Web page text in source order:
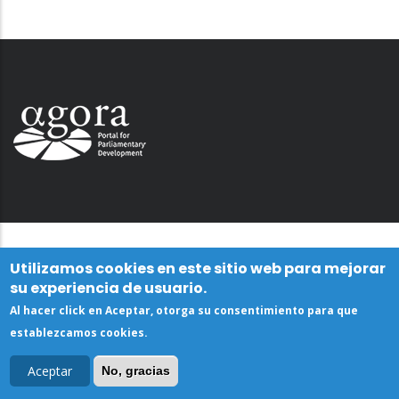
Utilizamos cookies en este sitio web para mejorar
su experiencia de usuario.
Al hacer click en Aceptar, otorga su consentimiento para que
establezcamos cookies.
Aceptar No, gracias